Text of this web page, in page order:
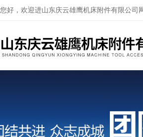
您好，欢迎进山东庆云雄鹰机床附件有限公司